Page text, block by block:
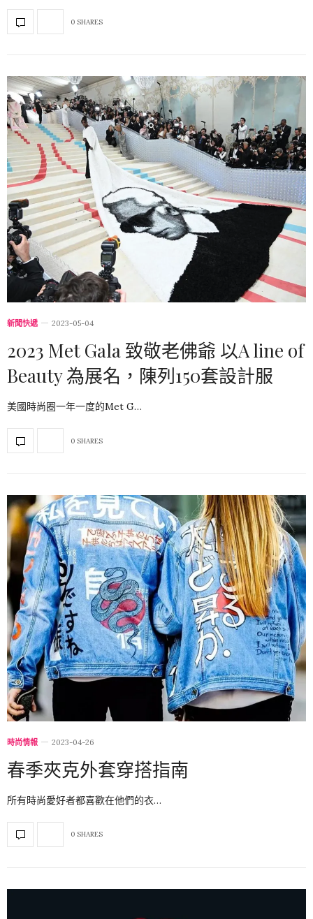
0 SHARES
新聞快遞 2023-05-04
2023 Met Gala 致敬老佛爺 以A line of
Beauty 為展名，陳列150套設計服
美國時尚圈一年一度的Met G…
0 SHARES
時尚情報 2023-04-26
春季夾克外套穿搭指南
所有時尚愛好者都喜歡在他們的衣…
0 SHARES